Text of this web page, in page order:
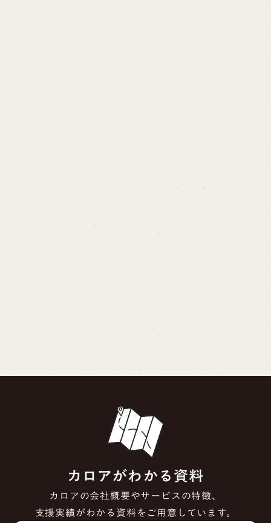
カロアがわかる資料
カロアの会社概要やサービスの特徴、
支援実績がわかる資料をご用意しています。